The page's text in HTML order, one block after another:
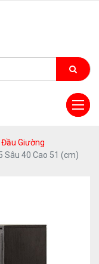
Đầu Giường
Sâu 40 Cao 51 (cm)